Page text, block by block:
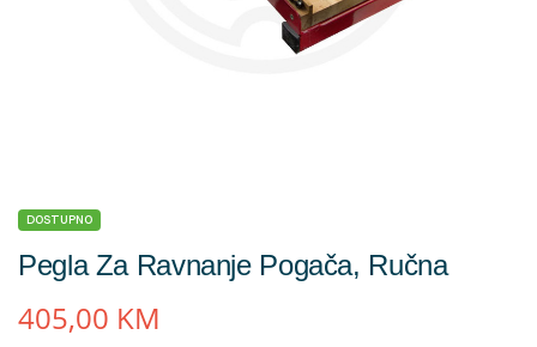
DOSTUPNO
Pegla Za Ravnanje Pogača, Ručna
405,00 KM